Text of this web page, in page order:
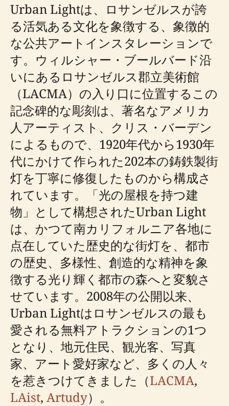
Urban Lightは、ロサンゼルスが誇
る活気ある文化を象徴する、象徴的
な公共アートインスタレーションで
す。ウィルシャー・ブールバード沿
いにあるロサンゼルス郡立美術館
（LACMA）の入り口に位置するこの
記念碑的な彫刻は、著名なアメリカ
人アーティスト、クリス・バーデン
によるもので、1920年代から1930年
代にかけて作られた202本の鋳鉄製街
灯を丁寧に修復したものから構成さ
れています。「光の屋根を持つ建
物」として構想されたUrban Light
は、かつて南カリフォルニア各地に
点在していた歴史的な街灯を、都市
の歴史、多様性、創造的な精神を象
徴する光り輝く都市の森へと変貌さ
せています。2008年の公開以来、
Urban Lightはロサンゼルスの最も
愛される無料アトラクションの1つ
となり、地元住民、観光客、写真
家、アート愛好家など、多くの人々
を惹きつけてきました（LACMA,
LAist, Artudy）。